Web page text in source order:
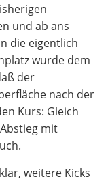
und ab ans
die eigentlich
wurde dem
der
nach der
Kurs: Gleich
mit
weitere Kicks